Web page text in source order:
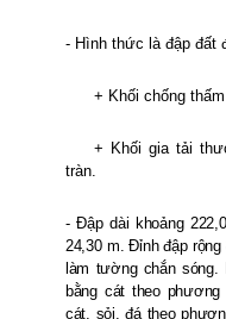
- Hình thức là đập đất
+ Khối chống thấm
+ Khối gia tải
tràn.
- Đập dài khoảng
24,30 m. Đỉnh đập
làm tường chắn
bằng cát theo
cát, sỏi, đá theo